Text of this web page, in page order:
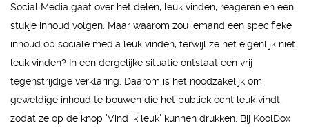
Social Media gaat over het delen, leuk vinden, reageren en een
stukje inhoud volgen. Maar waarom zou iemand een specifieke
inhoud op sociale media leuk vinden, terwijl ze het eigenlijk niet
leuk vinden? In een dergelijke situatie ontstaat een vrij
tegenstrijdige verklaring. Daarom is het noodzakelijk om
geweldige inhoud te bouwen die het publiek echt leuk vindt,
zodat ze op de knop 'Vind ik leuk' kunnen drukken. Bij KoolDox